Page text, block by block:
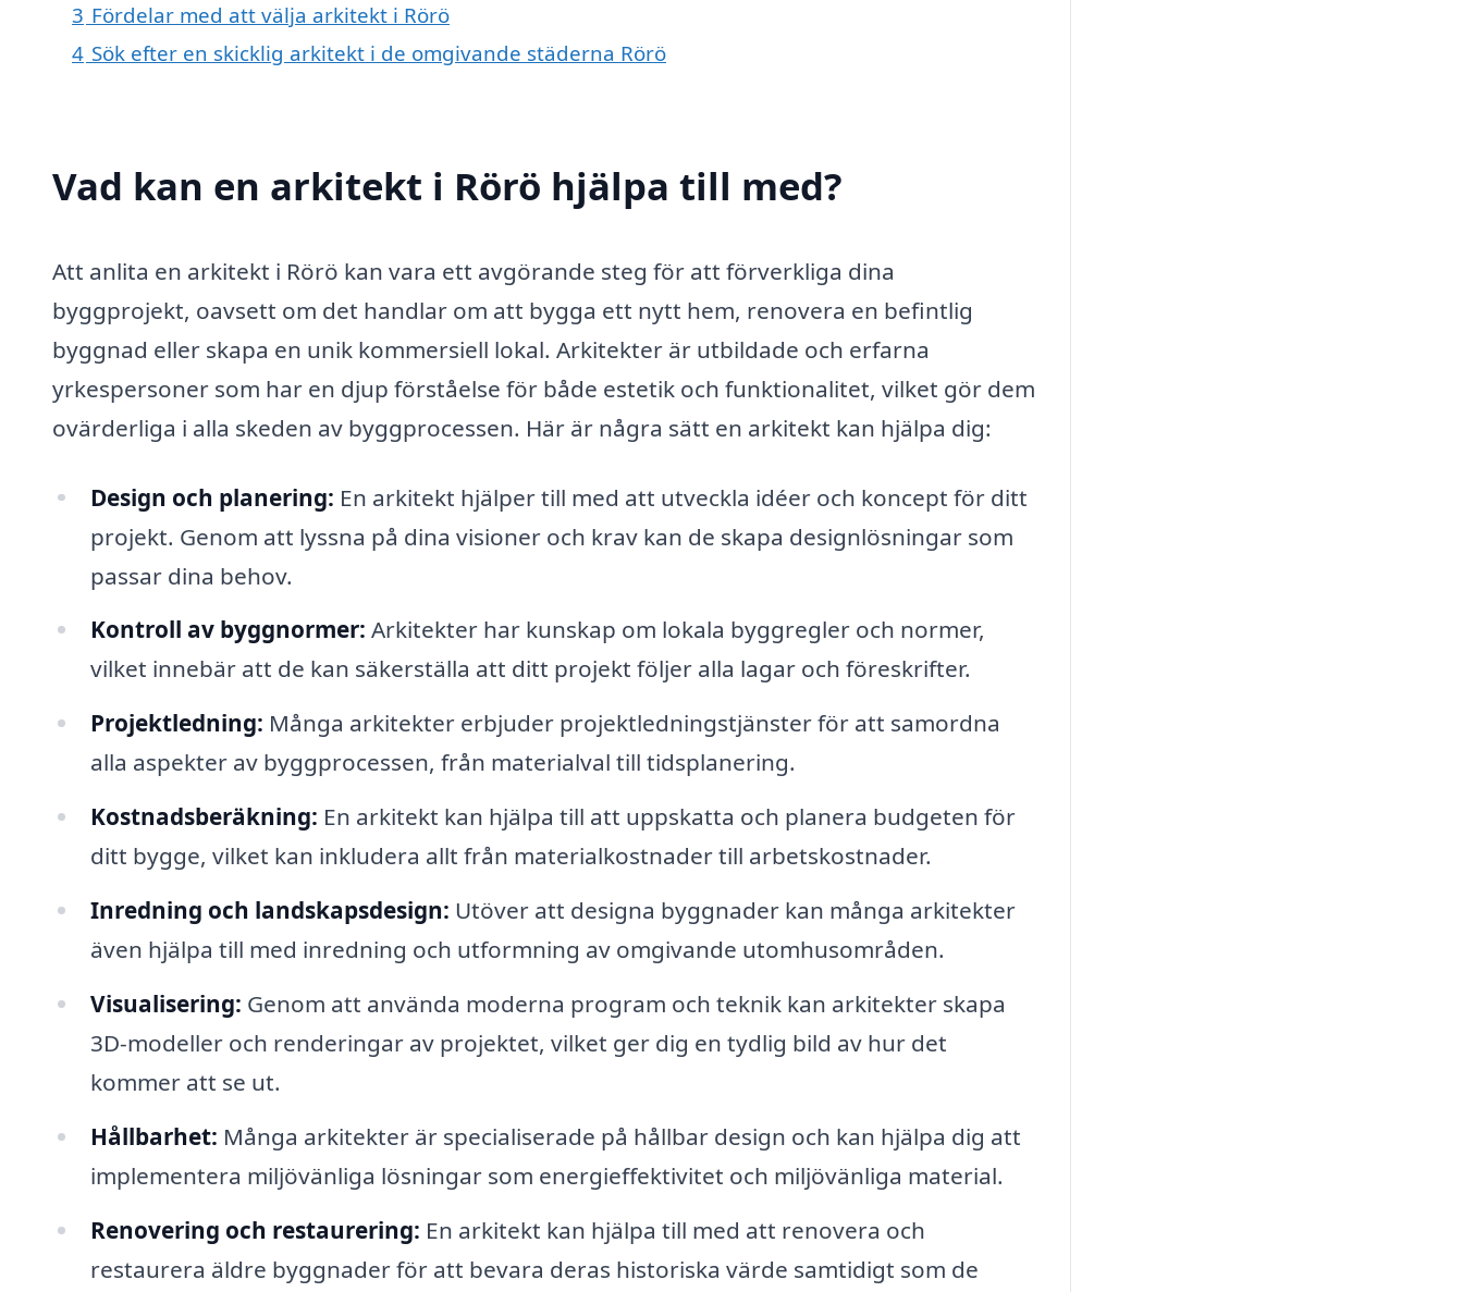
3 Fördelar med att välja arkitekt i Rörö
4 Sök efter en skicklig arkitekt i de omgivande städerna Rörö
Vad kan en arkitekt i Rörö hjälpa till med?
Att anlita en arkitekt i Rörö kan vara ett avgörande steg för att förverkliga dina
byggprojekt, oavsett om det handlar om att bygga ett nytt hem, renovera en befintlig
byggnad eller skapa en unik kommersiell lokal. Arkitekter är utbildade och erfarna
yrkespersoner som har en djup förståelse för både estetik och funktionalitet, vilket gör dem
ovärderliga i alla skeden av byggprocessen. Här är några sätt en arkitekt kan hjälpa dig:
Design och planering: En arkitekt hjälper till med att utveckla idéer och koncept för ditt
projekt. Genom att lyssna på dina visioner och krav kan de skapa designlösningar som
passar dina behov.
Kontroll av byggnormer: Arkitekter har kunskap om lokala byggregler och normer,
vilket innebär att de kan säkerställa att ditt projekt följer alla lagar och föreskrifter.
Projektledning: Många arkitekter erbjuder projektledningstjänster för att samordna
alla aspekter av byggprocessen, från materialval till tidsplanering.
Kostnadsberäkning: En arkitekt kan hjälpa till att uppskatta och planera budgeten för
ditt bygge, vilket kan inkludera allt från materialkostnader till arbetskostnader.
Inredning och landskapsdesign: Utöver att designa byggnader kan många arkitekter
även hjälpa till med inredning och utformning av omgivande utomhusområden.
Visualisering: Genom att använda moderna program och teknik kan arkitekter skapa
3D-modeller och renderingar av projektet, vilket ger dig en tydlig bild av hur det
kommer att se ut.
Hållbarhet: Många arkitekter är specialiserade på hållbar design och kan hjälpa dig att
implementera miljövänliga lösningar som energieffektivitet och miljövänliga material.
Renovering och restaurering: En arkitekt kan hjälpa till med att renovera och
restaurera äldre byggnader för att bevara deras historiska värde samtidigt som de